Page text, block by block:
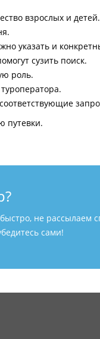
взрослых и детей.
указать и
сузить поиск.
роль.
путевки.
не рассылаем
сами!